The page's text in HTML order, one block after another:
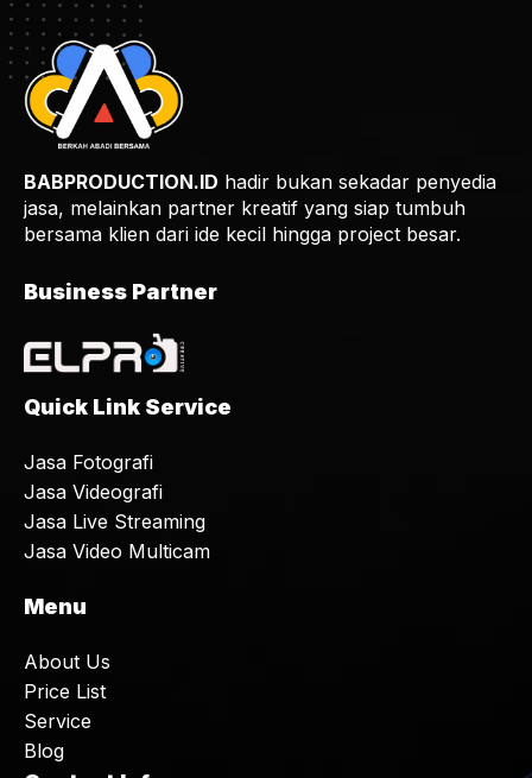
BABPRODUCTION.ID hadir bukan sekadar penyedia
jasa, melainkan partner kreatif yang siap tumbuh
bersama klien dari ide kecil hingga project besar.
Business Partner
Quick Link Service
Jasa Fotografi
Jasa Videografi
Jasa Live Streaming
Jasa Video Multicam
Menu
About Us
Price List
Service
Blog